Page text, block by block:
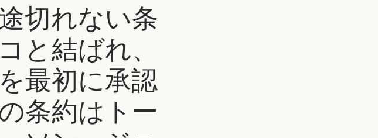
切れない条
と結ばれ、
最初に承認
条約はトー